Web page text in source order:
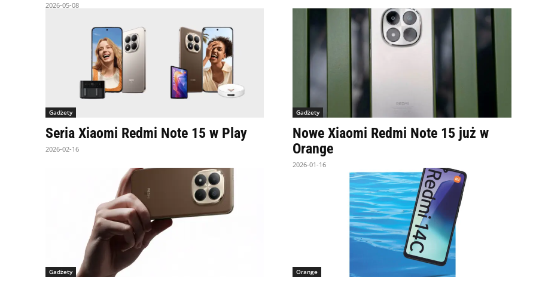
2026-05-08
Gadżety
Seria Xiaomi Redmi Note 15 w Play
2026-02-16
Gadżety
Nowe Xiaomi Redmi Note 15 już w
Orange
2026-01-16
Gadżety Orange